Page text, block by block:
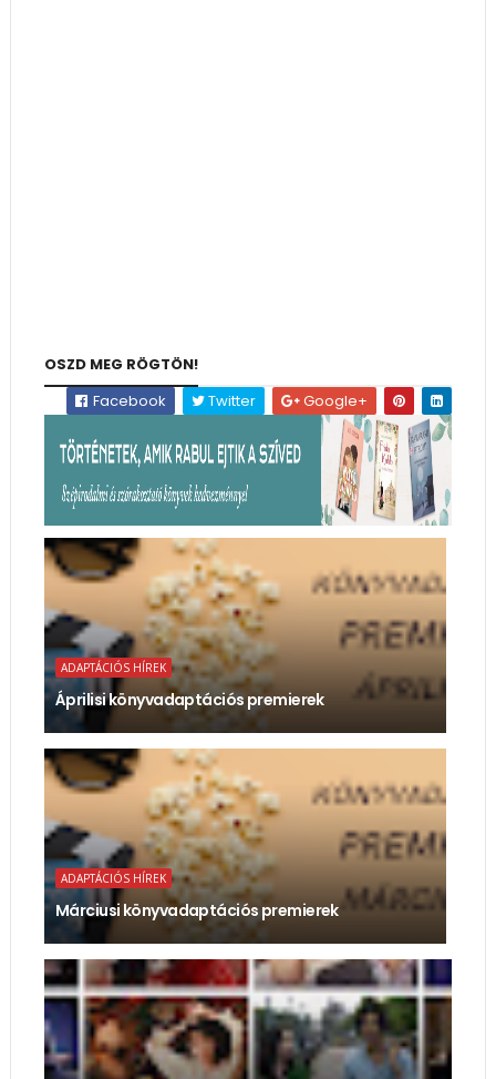
OSZD MEG RÖGTÖN!
Facebook
Twitter Google+
ADAPTÁCIÓS HÍREK
Áprilisi könyvadaptációs premierek
ADAPTÁCIÓS HÍREK
Márciusi könyvadaptációs premierek